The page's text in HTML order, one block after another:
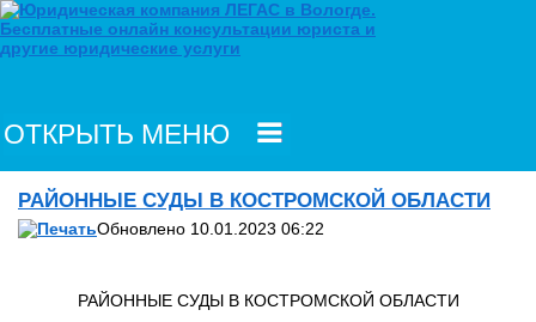
ОТКРЫТЬ МЕНЮ
РАЙОННЫЕ СУДЫ В КОСТРОМСКОЙ ОБЛАСТИ
Обновлено 10.01.2023 06:22
РАЙОННЫЕ СУДЫ В КОСТРОМСКОЙ ОБЛАСТИ